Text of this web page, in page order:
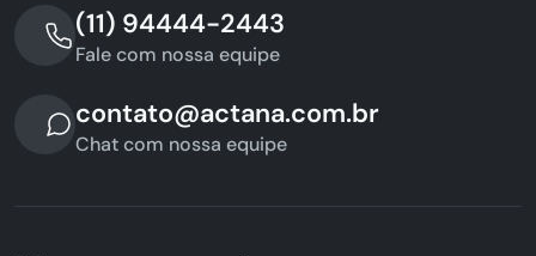
(11) 94444-2443
Fale com nossa equipe
contato@actana.com.br
Chat com nossa equipe